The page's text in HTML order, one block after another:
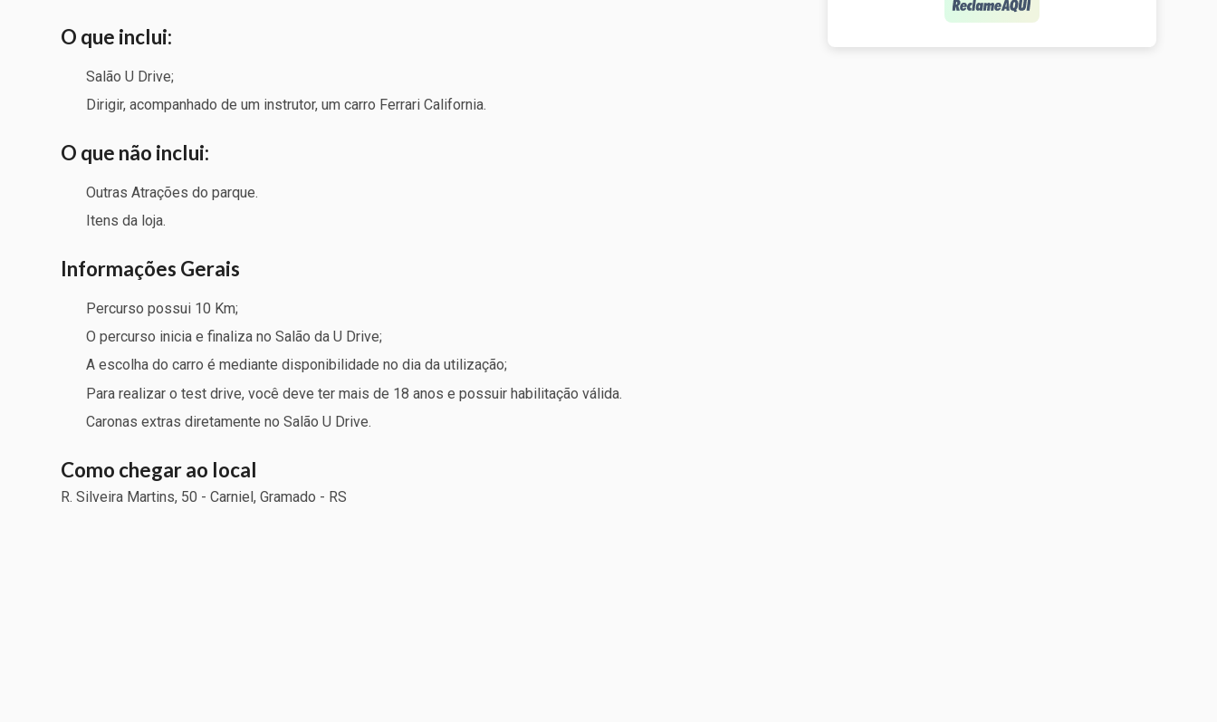
O que inclui:
Salão U Drive;
Dirigir, acompanhado de um instrutor, um carro Ferrari California.
O que não inclui:
Outras Atrações do parque.
Itens da loja.
Informações Gerais
Percurso possui 10 Km;
O percurso inicia e finaliza no Salão da U Drive;
A escolha do carro é mediante disponibilidade no dia da utilização;
Para realizar o test drive, você deve ter mais de 18 anos e possuir habilitação válida.
Caronas extras diretamente no Salão U Drive.
Como chegar ao local
R. Silveira Martins, 50 - Carniel, Gramado - RS